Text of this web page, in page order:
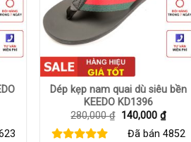
+
Dép kẹp nam quai dù siêu bền
KEEDO KD1396
280,000₫ Giá
là:
140,000 ₫Giá
hiện
tại
Đã bán 4852